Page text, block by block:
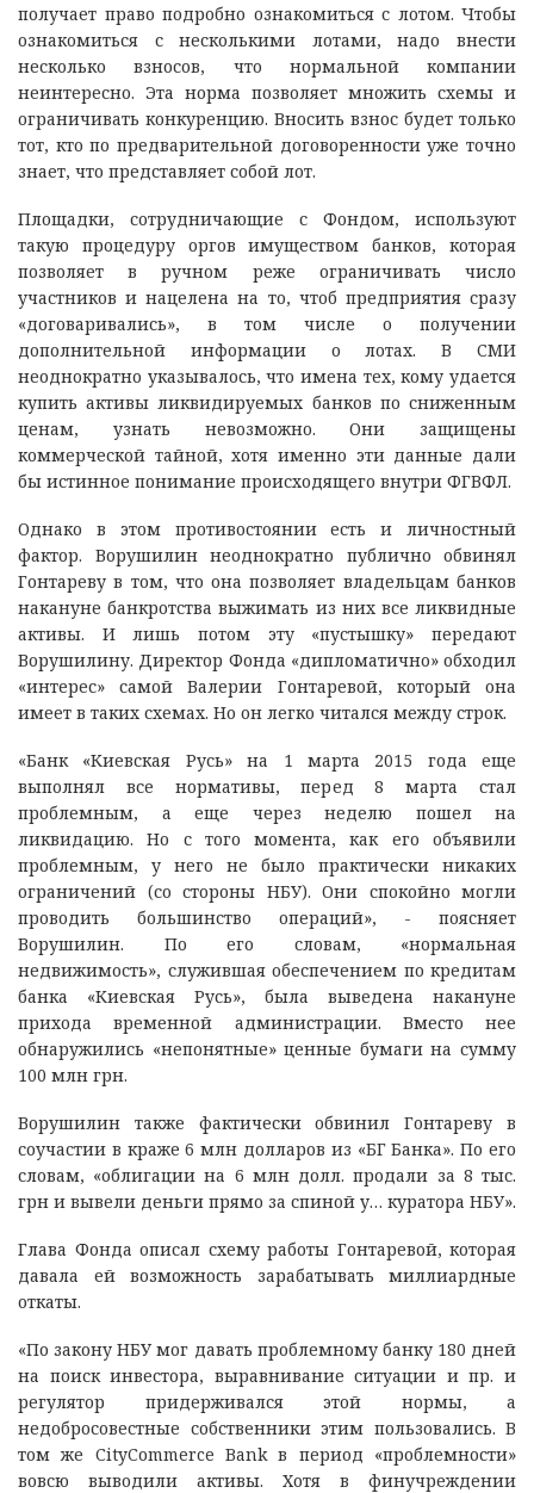
получает право подробно ознакомиться с лотом. Чтобы
ознакомиться с несколькими лотами, надо внести
несколько взносов, что нормальной компании
неинтересно. Эта норма позволяет множить схемы и
ограничивать конкуренцию. Вносить взнос будет только
тот, кто по предварительной договоренности уже точно
знает, что представляет собой лот.
Площадки, сотрудничающие с Фондом, используют
такую процедуру оргов имуществом банков, которая
позволяет в ручном реже ограничивать число
участников и нацелена на то, чтоб предприятия сразу
«договаривались», в том числе о получении
дополнительной информации о лотах. В СМИ
неоднократно указывалось, что имена тех, кому удается
купить активы ликвидируемых банков по сниженным
ценам, узнать невозможно. Они защищены
коммерческой тайной, хотя именно эти данные дали
бы истинное понимание происходящего внутри ФГВФЛ.
Однако в этом противостоянии есть и личностный
фактор. Ворушилин неоднократно публично обвинял
Гонтареву в том, что она позволяет владельцам банков
накануне банкротства выжимать из них все ликвидные
активы. И лишь потом эту «пустышку» передают
Ворушилину. Директор Фонда «дипломатично» обходил
«интерес» самой Валерии Гонтаревой, который она
имеет в таких схемах. Но он легко читался между строк.
«Банк «Киевская Русь» на 1 марта 2015 года еще
выполнял все нормативы, перед 8 марта стал
проблемным, а еще через неделю пошел на
ликвидацию. Но с того момента, как его объявили
проблемным, у него не было практически никаких
ограничений (со стороны НБУ). Они спокойно могли
проводить большинство операций», - поясняет
Ворушилин. По его словам, «нормальная
недвижимость», служившая обеспечением по кредитам
банка «Киевская Русь», была выведена накануне
прихода временной администрации. Вместо нее
обнаружились «непонятные» ценные бумаги на сумму
100 млн грн.
Ворушилин также фактически обвинил Гонтареву в
соучастии в краже 6 млн долларов из «БГ Банка». По его
словам, «облигации на 6 млн долл. продали за 8 тыс.
грн и вывели деньги прямо за спиной у… куратора НБУ».
Глава Фонда описал схему работы Гонтаревой, которая
давала ей возможность зарабатывать миллиардные
откаты.
«По закону НБУ мог давать проблемному банку 180 дней
на поиск инвестора, выравнивание ситуации и пр. и
регулятор придерживался этой нормы, а
недобросовестные собственники этим пользовались. В
том же CityCommerce Bank в период «проблемности»
вовсю выводили активы. Хотя в финучреждении